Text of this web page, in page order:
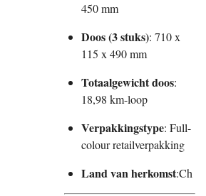
450 mm
Doos (3 stuks): 710 x
115 x 490 mm
Totaalgewicht doos:
18,98 km-loop
Verpakkingstype: Full-
colour retailverpakking
Land van herkomst:Ch